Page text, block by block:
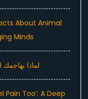
About Animal
Minds
لماذا
Pain Too’: A Deep